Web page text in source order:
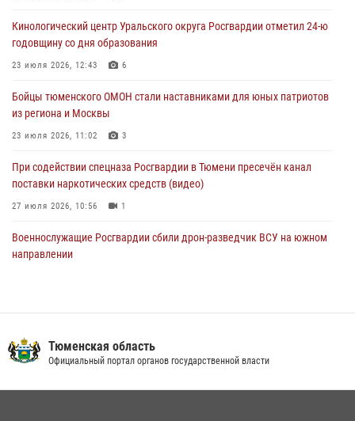
Военнослужащие Росгвардии сбили дрон-разведчик ВСУ на южном
направлении
05 августа 2026, 05:35
Стальной характер продемонстрировали росгвардейцы в ходе
масштабных спортивных событий на Урале
05 августа 2026, 05:22
Кинологический центр Уральского округа Росгвардии отметил 24-ю
годовщину со дня образования
23 июля 2026, 12:43 6
Бойцы тюменского ОМОН стали наставниками для юных патриотов
из региона и Москвы
23 июля 2026, 11:02 3
При содействии спецназа Росгвардии в Тюмени пресечён канал
поставки наркотических средств (видео)
27 июля 2026, 10:56 1
Военнослужащие Росгвардии сбили дрон-разведчик ВСУ на южном
направлении
03 августа 2026, 07:23 1
Тюменская область
Официальный портал органов государственной власти